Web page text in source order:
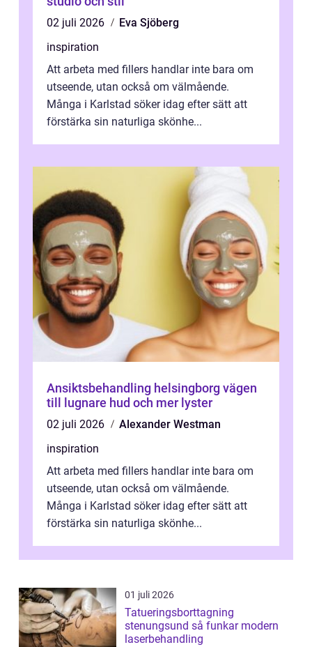
02 juli 2026
Eva Sjöberg
inspiration
Att arbeta med fillers handlar inte bara om
utseende, utan också om välmående.
Många i Karlstad söker idag efter sätt att
förstärka sin naturliga skönhe...
Ansiktsbehandling helsingborg vägen
till lugnare hud och mer lyster
02 juli 2026
Alexander Westman
inspiration
Att arbeta med fillers handlar inte bara om
utseende, utan också om välmående.
Många i Karlstad söker idag efter sätt att
förstärka sin naturliga skönhe...
01 juli 2026
Tatueringsborttagning
stenungsund så funkar modern
laserbehandling